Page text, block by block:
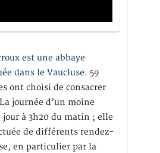
est une abbaye
dans le Vaucluse. 59
ont choisi de consacrer
journée d’un moine
jour à 3h20 du matin ; elle
de différents rendez-
en particulier par la